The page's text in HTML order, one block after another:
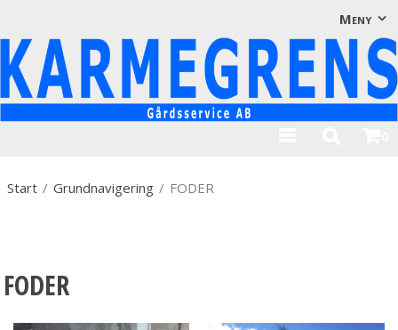
Meny
Start / Grundnavigering / FODER
FODER